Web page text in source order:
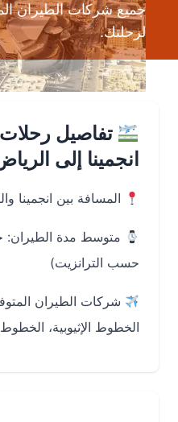
جميع شركات الطيران
لرحلتك.
تفاصيل رحلات
انجمينا إلى الرياض
المسافة بين انجمينا والرياض: 3605
حسب الترانزيت)
شركات الطيران المتوفرة:
الخطوط الإثيوبية، الخطوط